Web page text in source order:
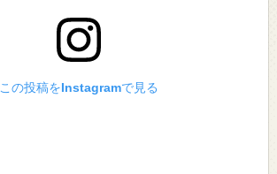
この投稿をInstagramで見る